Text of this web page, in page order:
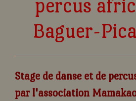
percus
Baguer-
Stage de danse et de
par l'association